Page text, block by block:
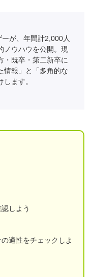
が、年間計2,000人
ノウハウを公開。現
・既卒・第二新卒に
情報」と「多角的な
ます。
しよう
適性をチェックしよ